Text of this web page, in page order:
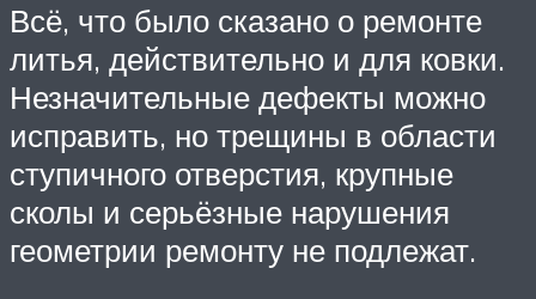
Всё, что было сказано о ремонте
литья, действительно и для ковки.
Незначительные дефекты можно
исправить, но трещины в области
ступичного отверстия, крупные
сколы и серьёзные нарушения
геометрии ремонту не подлежат.